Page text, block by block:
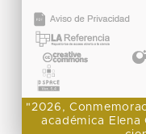
"2026,
académica Elena